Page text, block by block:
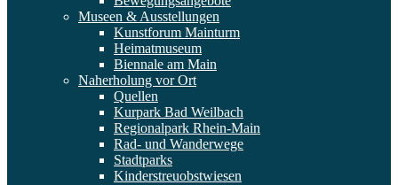
Museen & Ausstellungen
Kunstforum Mainturm
Heimatmuseum
Biennale am Main
Naherholung vor Ort
Quellen
Kurpark Bad Weilbach
Regionalpark Rhein-Main
Rad- und Wanderwege
Stadtparks
Kinderstreuobstwiesen